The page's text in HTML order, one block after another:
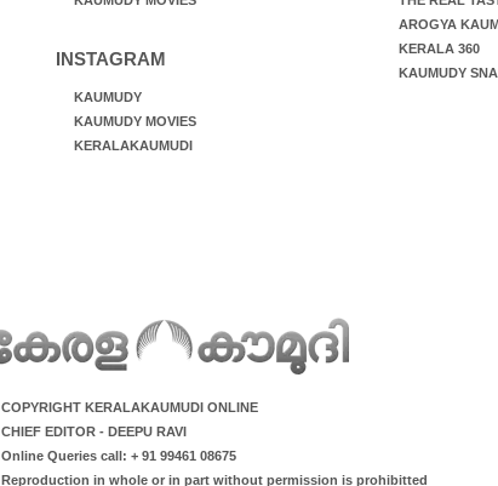
INSTAGRAM
KAUMUDY
KAUMUDY MOVIES
KERALAKAUMUDI
AROGYA
KERALA 360
KAUMUDY
COPYRIGHT KERALAKAUMUDI ONLINE
CHIEF EDITOR - DEEPU RAVI
Online Queries call: + 91 99461 08675
Reproduction in whole or in part without permission is prohibitted